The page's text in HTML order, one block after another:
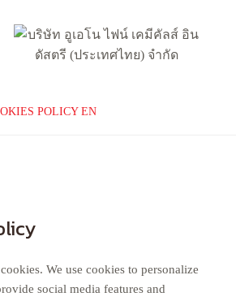
POLICY EN
We use cookies to personalize
social media features and